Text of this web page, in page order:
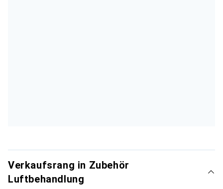
Verkaufsrang in Zubehör
Luftbehandlung